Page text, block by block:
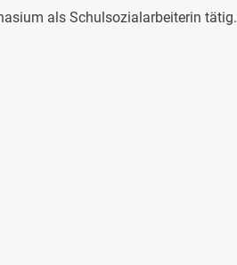
als Schulsozialarbeiterin tätig.